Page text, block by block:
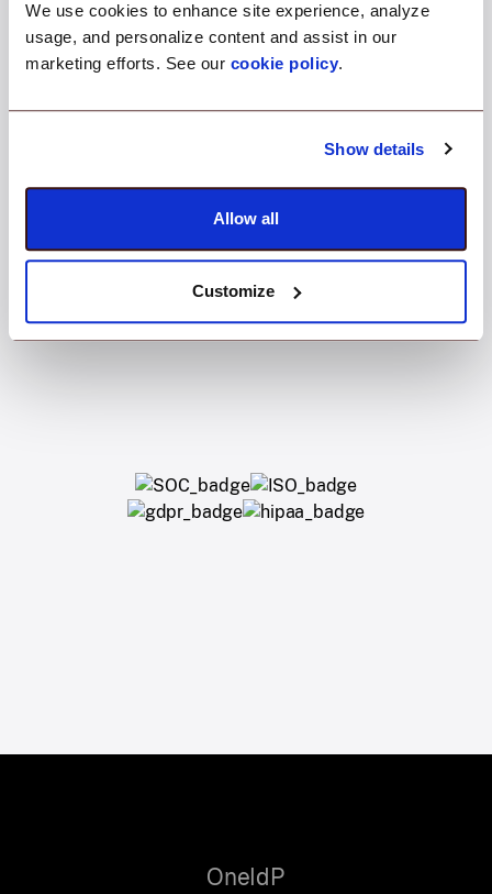
We use cookies to enhance site experience, analyze
usage, and personalize content and assist in our
marketing efforts. See our cookie policy.
Show details
Allow all
Customize
OneIdP